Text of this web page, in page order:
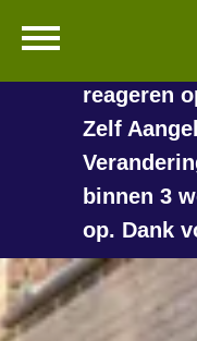
Naar hoofdinhoud
Naar
Naar zoeken
Ga naar Hoofd
langer
reageren
Zelf
binnen 3
op. Dank